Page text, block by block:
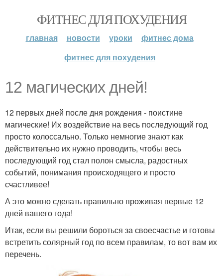
ФИТНЕС ДЛЯ ПОХУДЕНИЯ
главная новости уроки
фитнес дома
фитнес для похудения
12 магических дней!
12 первых дней после дня рождения - поистине
магические! Их воздействие на весь последующий год
просто колоссально. Только немногие знают как
действительно их нужно проводить, чтобы весь
последующий год стал полон смысла, радостных
событий, понимания происходящего и просто
счастливее!
А это можно сделать правильно проживая первые 12
дней вашего года!
Итак, если вы решили бороться за своесчастье и готовы
встретить солярный год по всем правилам, то вот вам их
перечень.